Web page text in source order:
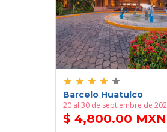
grade grade grade grade grade
Barcelo Huatulco
20 al 30 de septiembre de
$ 4,800.00 MXN